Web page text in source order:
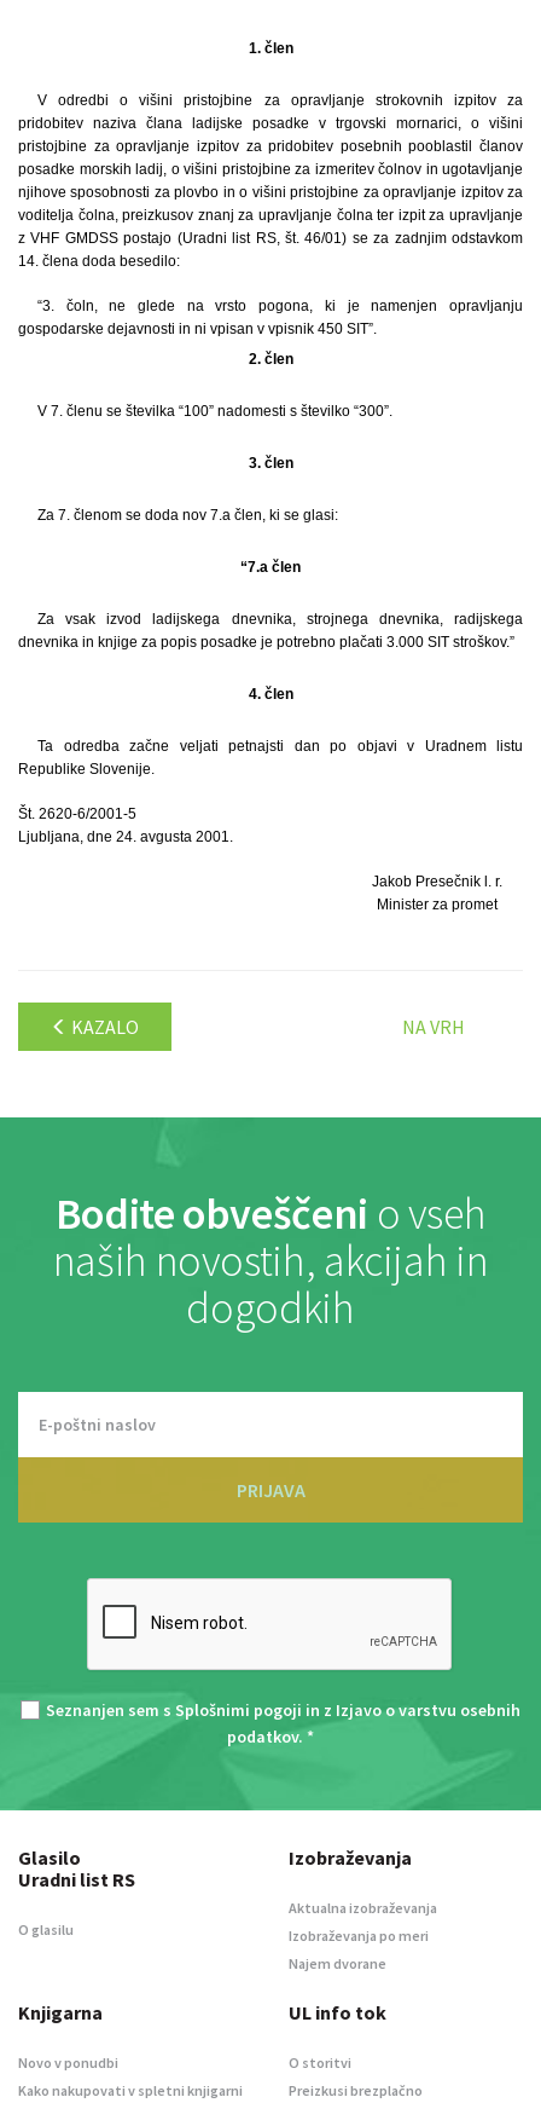
1. člen
V odredbi o višini pristojbine za opravljanje strokovnih izpitov za
pridobitev naziva člana ladijske posadke v trgovski mornarici, o višini
pristojbine za opravljanje izpitov za pridobitev posebnih pooblastil članov
posadke morskih ladij, o višini pristojbine za izmeritev čolnov in ugotavljanje
njihove sposobnosti za plovbo in o višini pristojbine za opravljanje izpitov za
voditelja čolna, preizkusov znanj za upravljanje čolna ter izpit za upravljanje
z VHF GMDSS postajo (Uradni list RS, št. 46/01) se za zadnjim odstavkom
14. člena doda besedilo:
“3. čoln, ne glede na vrsto pogona, ki je namenjen opravljanju
gospodarske dejavnosti in ni vpisan v vpisnik 450 SIT”.
2. člen
V 7. členu se številka “100” nadomesti s številko “300”.
3. člen
Za 7. členom se doda nov 7.a člen, ki se glasi:
“7.a člen
Za vsak izvod ladijskega dnevnika, strojnega dnevnika, radijskega
dnevnika in knjige za popis posadke je potrebno plačati 3.000 SIT stroškov.”
4. člen
Ta odredba začne veljati petnajsti dan po objavi v Uradnem listu
Republike Slovenije.
Št. 2620-6/2001-5
Ljubljana, dne 24. avgusta 2001.
Jakob Presečnik l. r.
Minister za promet
KAZALO NA VRH
Bodite obveščeni o vseh
naših novostih, akcijah in
dogodkih
PRIJAVA
Seznanjen sem s Splošnimi pogoji in z Izjavo o varstvu osebnih
podatkov. *
Glasilo
Uradni list RS
O glasilu
Izobraževanja
Aktualna izobraževanja
Izobraževanja po meri
Najem dvorane
Knjigarna
Novo v ponudbi
Kako nakupovati v spletni knjigarni
UL info tok
O storitvi
Preizkusi brezplačno